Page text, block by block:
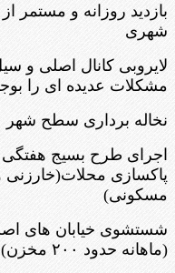
بازدید روزانه و مستمر
شهری
لایروبی کانال اصلی و
مشکلات عدیده ای را
نخاله برداری سطح شهر ۹۰۰۰ تن
اجرای طرح بسیج
پاکسازی
مسکونی)
شستشوی خیابان های
(ماهانه حدود ۲۰۰ مخزن)